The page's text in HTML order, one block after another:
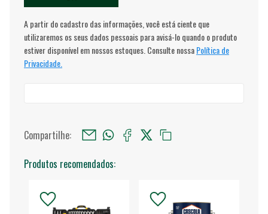
A partir do cadastro das informações, você está ciente que
utilizaremos os seus dados pessoais para avisá-lo quando o produto
estiver disponível em nossos estoques. Consulte nossaPolítica de
Privacidade.
Compartilhe:
Produtos recomendados: